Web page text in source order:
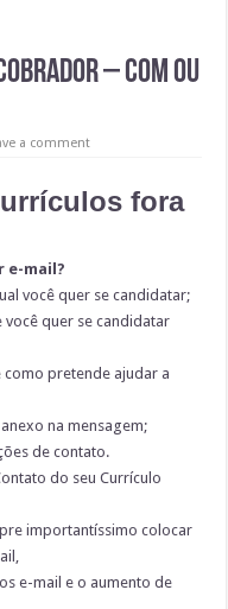
– Com ou
a comment
fora
e-mail?
você quer se candidatar;
quer se candidatar
como pretende ajudar a
na mensagem;
de contato.
do seu Currículo
importantíssimo colocar
e-mail e o aumento de